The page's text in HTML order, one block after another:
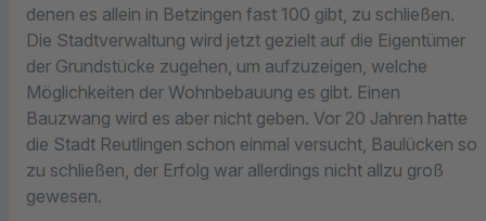
denen es allein in Betzingen fast 100 gibt, zu schließen.
Die Stadtverwaltung wird jetzt gezielt auf die Eigentümer
der Grundstücke zugehen, um aufzuzeigen, welche
Möglichkeiten der Wohnbebauung es gibt. Einen
Bauzwang wird es aber nicht geben. Vor 20 Jahren hatte
die Stadt Reutlingen schon einmal versucht, Baulücken so
zu schließen, der Erfolg war allerdings nicht allzu groß
gewesen.